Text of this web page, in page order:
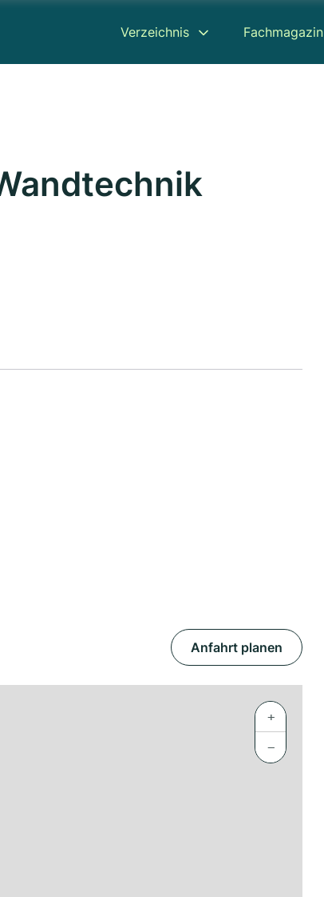
Verzeichnis Fachmagazin
Anfahrt planen
+
−